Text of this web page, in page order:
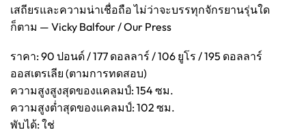
เสถียรและความน่าเชื่อถือ ไม่ว่าจะบรรทุกจักรยานรุ่นใด
ก็ตาม — Vicky Balfour / Our Press
ราคา: 90 ปอนด์ / 177 ดอลลาร์ / 106 ยูโร / 195 ดอลลาร์
ออสเตรเลีย (ตามการทดสอบ)
ความสูงสูงสุดของแคลมป์: 154 ซม.
ความสูงต่ำสุดของแคลมป์: 102 ซม.
พับได้: ใช่